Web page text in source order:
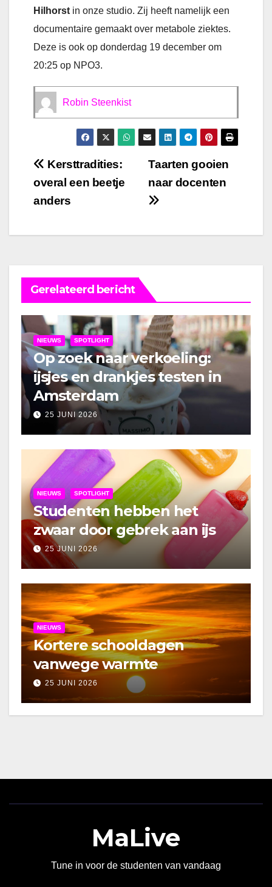
Hilhorst in onze studio. Zij heeft namelijk een
documentaire gemaakt over metabole ziektes.
Deze is ook op donderdag 19 december om
20:25 op NPO3.
Robin Steenkist
Bericht
navigatie
Taarten gooien
naar docenten
Kersttradities:
overal een beetje
anders
Gerelateerd bericht
NIEUWS SPOTLIGHT
Op zoek naar verkoeling:
ijsjes en drankjes testen in
Amsterdam
25 JUNI 2026
NIEUWS SPOTLIGHT
Studenten hebben het
zwaar door gebrek aan ijs
25 JUNI 2026
NIEUWS
Kortere schooldagen
vanwege warmte
25 JUNI 2026
MaLive
Tune in voor de studenten van vandaag